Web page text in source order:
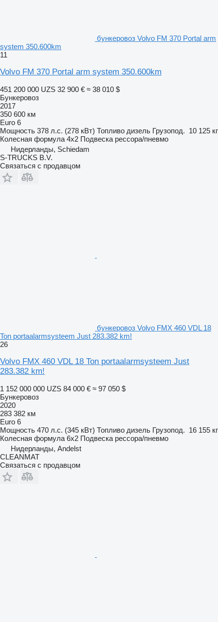
бункеровоз Volvo FM 370 Portal arm
system 350.600km
11
Volvo FM 370 Portal arm system 350.600km
451 200 000 UZS 32 900 € ≈ 38 010 $
Бункеровоз
2017
350 600 км
Euro 6
Мощность 378 л.с. (278 кВт) Топливо дизель Грузопод. 10 125 кг
Колесная формула 4x2 Подвеска рессора/пневмо
Нидерланды, Schiedam
S-TRUCKS B.V.
Связаться с продавцом
бункеровоз Volvo FMX 460 VDL 18
Ton portaalarmsysteem Just 283.382 km!
26
Volvo FMX 460 VDL 18 Ton portaalarmsysteem Just
283.382 km!
1 152 000 000 UZS 84 000 € ≈ 97 050 $
Бункеровоз
2020
283 382 км
Euro 6
Мощность 470 л.с. (345 кВт) Топливо дизель Грузопод. 16 155 кг
Колесная формула 6x2 Подвеска рессора/пневмо
Нидерланды, Andelst
CLEANMAT
Связаться с продавцом